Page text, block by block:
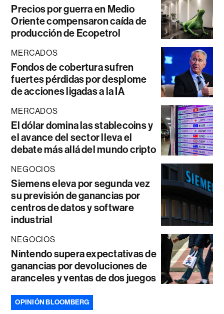
Precios por guerra en Medio
Oriente compensaron caída de
producción de Ecopetrol
MERCADOS
Fondos de cobertura sufren
fuertes pérdidas por desplome
de acciones ligadas a la IA
MERCADOS
El dólar domina las stablecoins y
el avance del sector lleva el
debate más allá del mundo cripto
NEGOCIOS
Siemens eleva por segunda vez
su previsión de ganancias por
centros de datos y software
industrial
NEGOCIOS
Nintendo supera expectativas de
ganancias por devoluciones de
aranceles y ventas de dos juegos
OPINIÓN BLOOMBERG